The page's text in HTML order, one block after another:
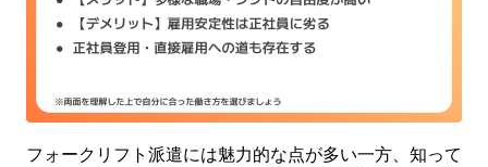
フォークリフト派遣には魅力的な点が多い一方、知って